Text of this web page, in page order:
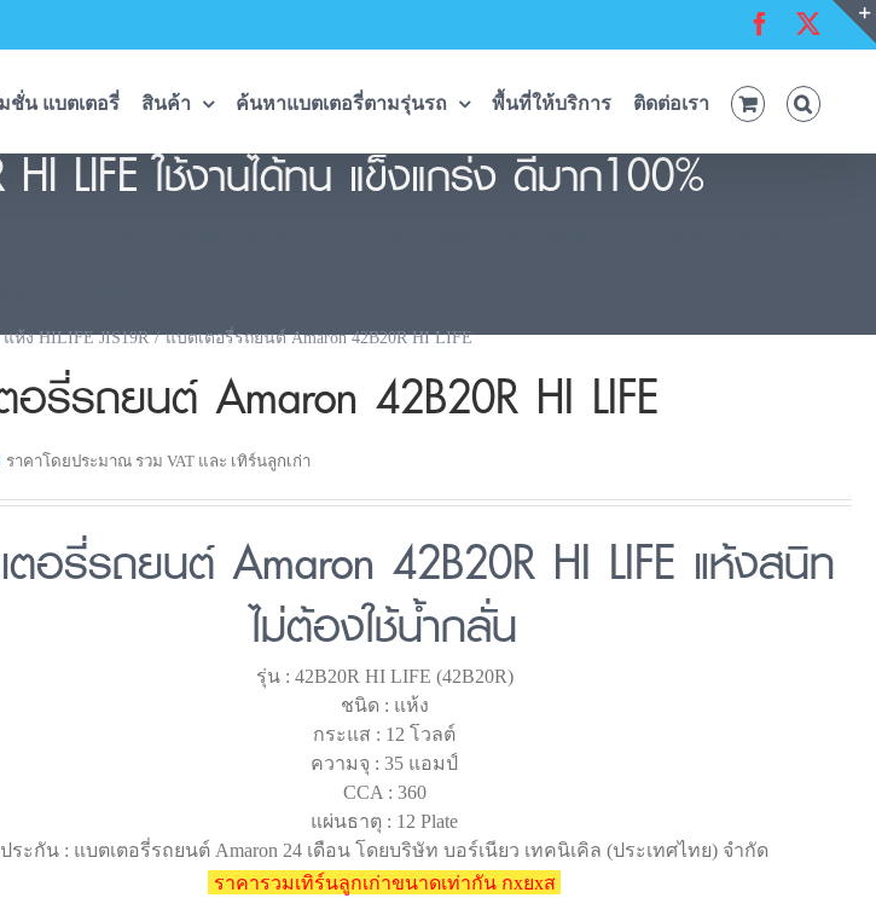
Facebook
ชั่น แบตเตอรี่ สินค้า ค้นหาแบตเตอรี่ตามรุ่นรถ พื้นที่ให้บริการ ติดต่อเรา
LIFE ใช้งานได้ทน แข็งแกร่ง ดีมาก100%
ห้ง HILIFE JIS19R แบตเตอรี่รถยนต์ Amaron 42B20R HI LIFE
อรี่รถยนต์ Amaron 42B20R HI LIFE
ราคาโดยประมาณ รวม VAT และ เทิร์นลูกเก่า
ตอรี่รถยนต์ Amaron 42B20R HI LIFE แห้งสนิท
ไม่ต้องใช้น้ำกลั่น
รุ่น : 42B20R HI LIFE (42B20R)
ชนิด : แห้ง
กระแส : 12 โวลต์
ความจุ : 35 แอมป์
CCA : 360
แผ่นธาตุ : 12 Plate
ประกัน : แบตเตอรี่รถยนต์ Amaron 24 เดือน โดยบริษัท บอร์เนียว เทคนิเคิล (ประเทศไทย) จำกัด
ราคารวมเทิร์นลูกเก่าขนาดเท่ากัน กxยxส